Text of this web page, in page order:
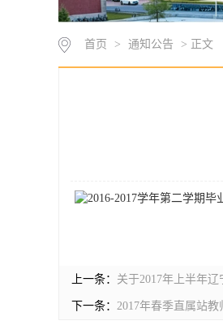
首页 > 通知公告 > 正文
2016-2017学年第二学期毕
上一条： 关于2017年上半年
下一条： 2017年春季直属站